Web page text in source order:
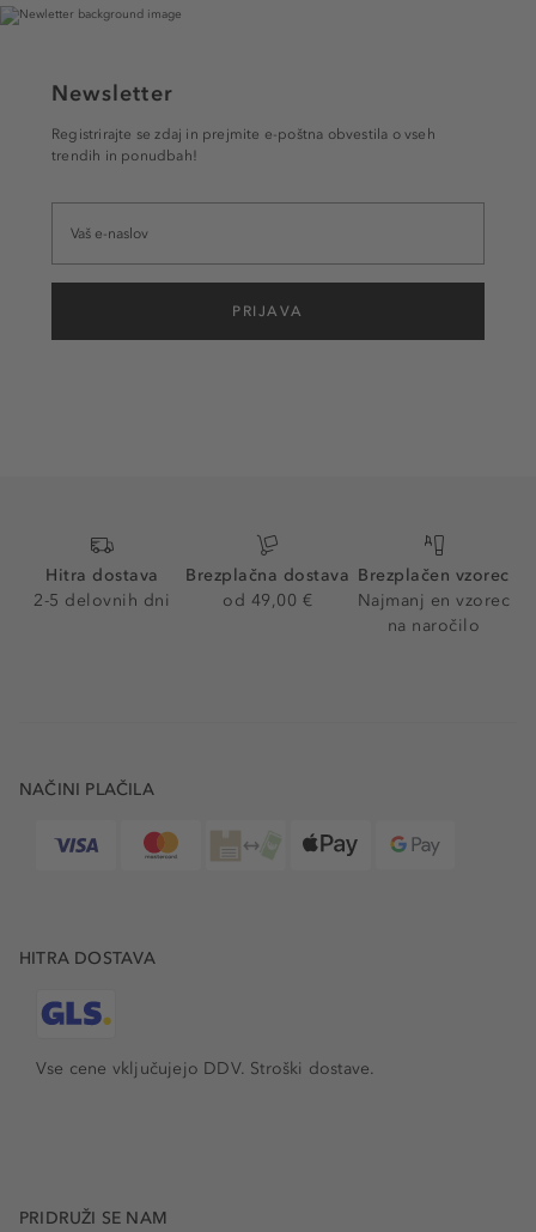
Newsletter
Registrirajte se zdaj in prejmite e-poštna obvestila o vseh
trendih in ponudbah!
PRIJAVA
Hitra dostava
2-5 delovnih dni
Brezplačna dostava
od 49,00 €
Brezplačen vzorec
Najmanj en vzorec
na naročilo
NAČINI PLAČILA
HITRA DOSTAVA
Vse cene vključujejo DDV. Stroški dostave.
PRIDRUŽI SE NAM